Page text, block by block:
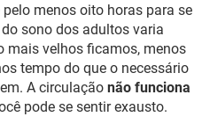
menos oito horas para se
sono dos adultos varia
mais velhos ficamos, menos
tempo do que o necessário
A circulação não funciona
pode se sentir exausto.